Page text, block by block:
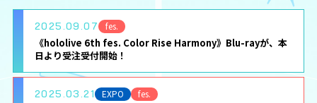
2025.09.07 fes.
《hololive 6th fes. Color Rise Harmony》Blu-rayが、本
日より受注受付開始！
2025.03.21 EXPO fes.